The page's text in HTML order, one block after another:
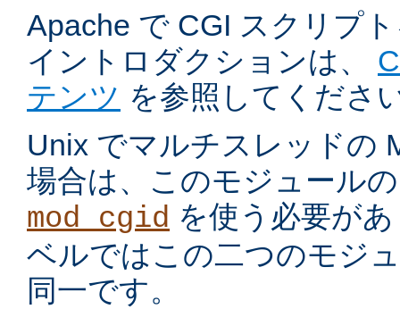
Apache で CGI スクリプ
イントロダクションは、
テンツ を参照してくださ
Unix でマルチスレッドの
場合は、このモジュール
mod_cgid を使う必要が
ベルではこの二つのモジ
同一です。